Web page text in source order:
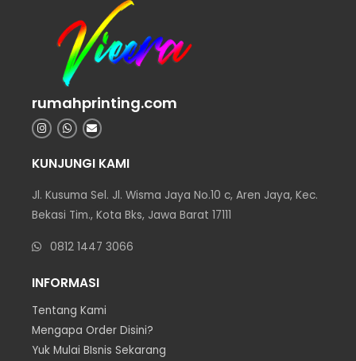
rumahprinting.com
KUNJUNGI KAMI
Jl. Kusuma Sel. Jl. Wisma Jaya No.10 c, Aren Jaya, Kec.
Bekasi Tim., Kota Bks, Jawa Barat 17111
0812 1447 3066
INFORMASI
Tentang Kami
Mengapa Order Disini?
Yuk Mulai BIsnis Sekarang